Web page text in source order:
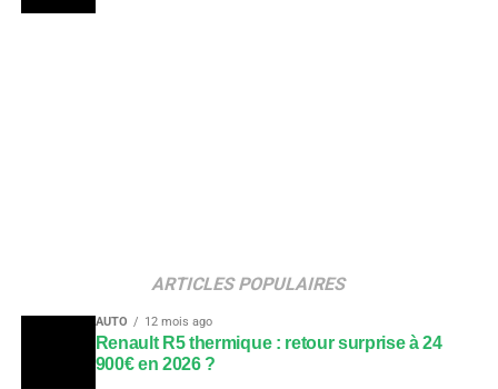
ARTICLES POPULAIRES
AUTO 12 mois ago
Renault R5 thermique : retour surprise à 24
900€ en 2026 ?